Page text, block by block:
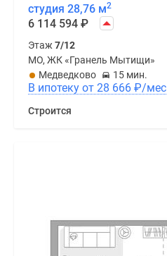
студия 28,76 м2
6 114 594 ₽
Этаж 7/12
МО, ЖК «Гранель Мытищи»
Медведково
15 мин.
В ипотеку от 28 666 ₽/мес
Строится